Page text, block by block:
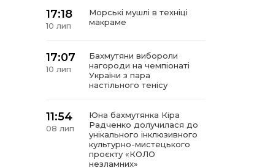
17:18
10 лип
Морські мушлі в техніці
макраме
17:07
10 лип
Бахмутяни вибороли
нагороди на чемпіонаті
України з пара
настільного тенісу
11:54
08 лип
Юна бахмутянка Кіра
Радченко долучилася до
унікального інклюзивного
культурно-мистецького
проєкту «КОЛО
незламних»